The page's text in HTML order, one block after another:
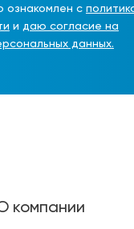
ознакомлен с
и даю согласие на
данных.
компании